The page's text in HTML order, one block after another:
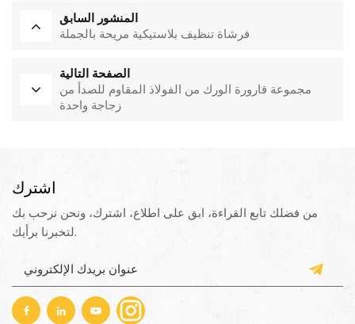
المنشور السابق
فرشاة تنظيف بلاستيكية مريحة بالجملة
الصفحة التالية
مجموعة قارورة الورك من الفولاذ المقاوم للصدأ من
زجاجة واحدة
اشترك
من فضلك تابع القراءة، ابق على اطلاع، اشترك، ونحن نرحب بك
لتخبرنا برأيك.